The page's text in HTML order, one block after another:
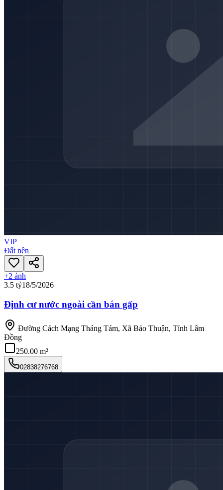
VIP
Đất nền
+2 ảnh
3.5 tỷ18/5/2026
Định cư nước ngoài cần bán gấp
Đường Cách Mạng Tháng Tám, Xã Bảo Thuận, Tỉnh Lâm
Đồng
250.00 m²
02838276768